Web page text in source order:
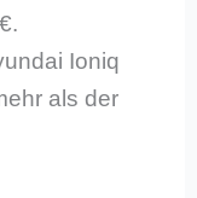
Ioniq
als der